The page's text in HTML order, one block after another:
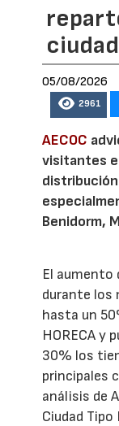
05/08/2026
2961
AECOC
visitantes
Benidorm,
El aumento
durante los
hasta un
HORECA y
30% los
principales
análisis de
Ciudad Tipo